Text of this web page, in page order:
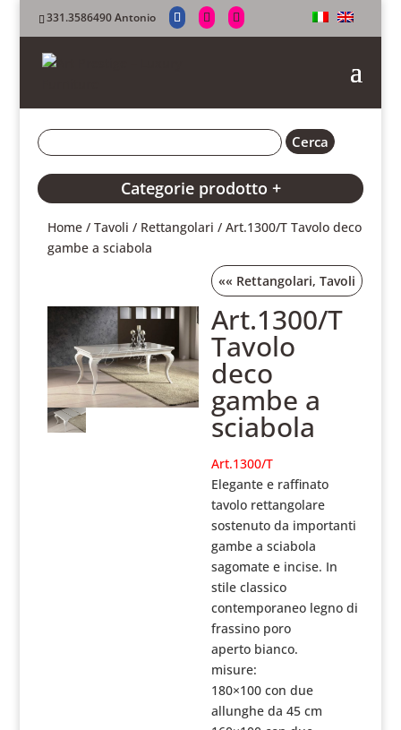
331.3586490 Antonio
Categorie prodotto +
Home /Tavoli / Rettangolari / Art.1300/T Tavolo deco
gambe a sciabola
«« Rettangolari,Tavoli
Art.1300/T
Tavolo
deco
gambe a
sciabola
Art.1300/T
Elegante e raffinato
tavolo rettangolare
sostenuto da importanti
gambe a sciabola
sagomate e incise. In
stile classico
contemporaneo legno di
frassino poro
aperto bianco.
misure:
180×100 con due
allunghe da 45 cm